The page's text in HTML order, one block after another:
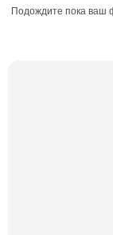
Подождите пока ваш